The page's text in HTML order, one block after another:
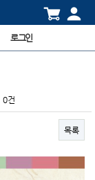
로그인
0건
목록